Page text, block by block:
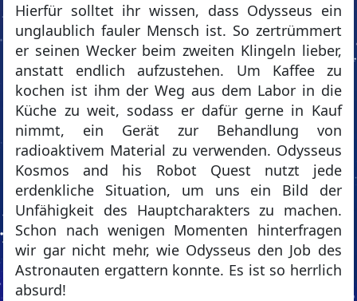
Hierfür solltet ihr wissen, dass Odysseus ein
unglaublich fauler Mensch ist. So zertrümmert
er seinen Wecker beim zweiten Klingeln lieber,
anstatt endlich aufzustehen. Um Kaffee zu
kochen ist ihm der Weg aus dem Labor in die
Küche zu weit, sodass er dafür gerne in Kauf
nimmt, ein Gerät zur Behandlung von
radioaktivem Material zu verwenden. Odysseus
Kosmos and his Robot Quest nutzt jede
erdenkliche Situation, um uns ein Bild der
Unfähigkeit des Hauptcharakters zu machen.
Schon nach wenigen Momenten hinterfragen
wir gar nicht mehr, wie Odysseus den Job des
Astronauten ergattern konnte. Es ist so herrlich
absurd!